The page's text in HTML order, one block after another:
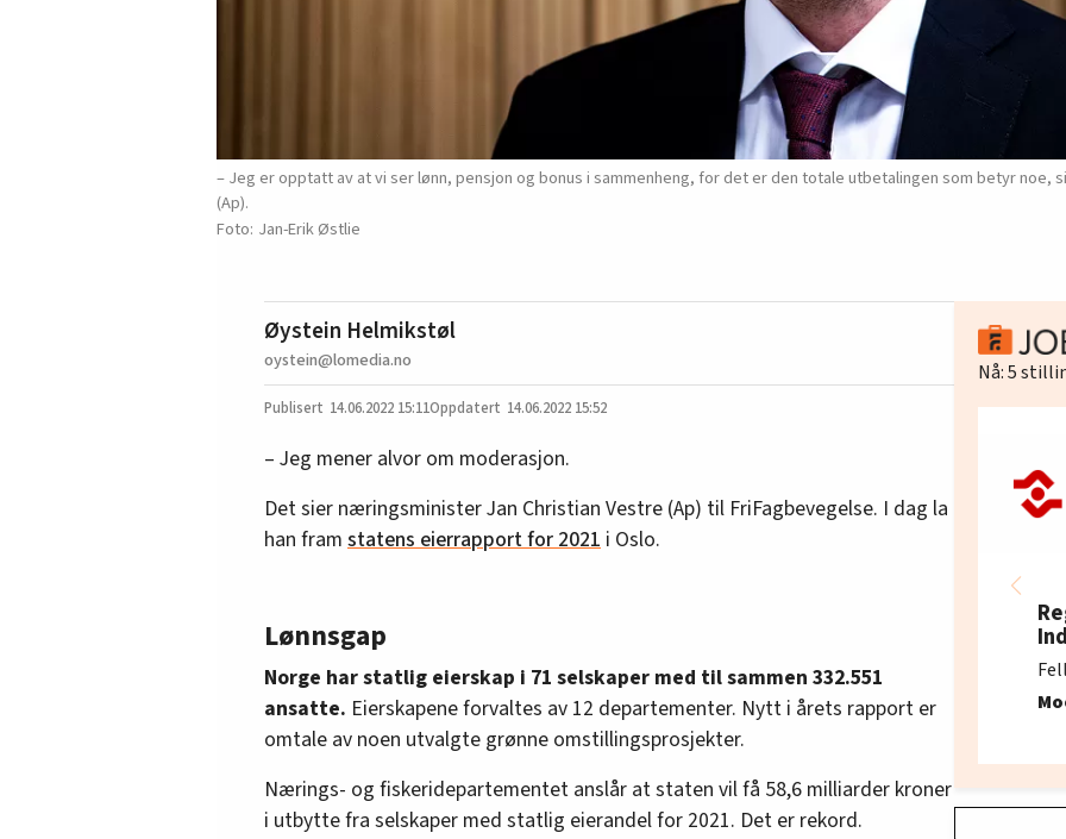
– Jeg er opptatt av at vi ser lønn, pensjon og bonus i sammenheng, for det er den totale utbetalingen som betyr noe,
(Ap).
Jan-Erik Østlie
Øystein Helmikstøl
oystein@lomedia.no
14.06.2022 15:11 14.06.2022 15:52
– Jeg mener alvor om moderasjon.
Det sier næringsminister Jan Christian Vestre (Ap) til FriFagbevegelse. I dag la
han fram statens eierrapport for 2021 i Oslo.
Lønnsgap
Norge har statlig eierskap i 71 selskaper med til sammen 332.551
ansatte. Eierskapene forvaltes av 12 departementer. Nytt i årets rapport er
omtale av noen utvalgte grønne omstillingsprosjekter.
Nærings- og fiskeridepartementet anslår at staten vil få 58,6 milliarder kroner
i utbytte fra selskaper med statlig eierandel for 2021. Det er rekord.
Nå:5